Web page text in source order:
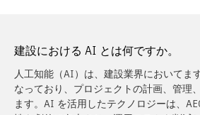
建設における AI とは何ですか。
人工知能（AI）は、建設業界においてま
なっており、プロジェクトの計画、管理
ます。AI を活用したテクノロジーは、